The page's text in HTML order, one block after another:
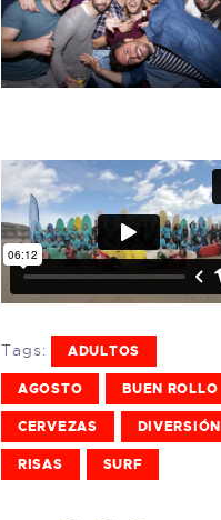
Tags: ADULTOS
AGOSTO BUEN ROLLO
CERVEZAS DIVERSIÓN
RISAS SURF